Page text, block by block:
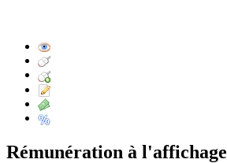
Rémunération à l'affichage